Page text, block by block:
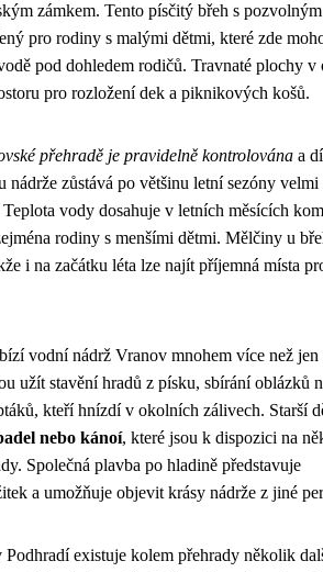
zámkem. Tento písčitý břeh s
pro rodiny s malými dětmi, které zde
pod dohledem rodičů. Travnaté plochy v
pro rozložení dek a piknikových košů.
přehradě je pravidelně kontrolována a
nádrže zůstává po většinu letní sezóny velmi
vody dosahuje v letních měsících
rodiny s menšími dětmi. Mělčiny u
i na začátku léta lze najít příjemná místa
vodní nádrž Vranov mnohem více než jen
užít stavění hradů z písku, sbírání oblázků
kteří hnízdí v okolních zálivech. Starší
nebo kánoí, které jsou k dispozici na
Společná plavba po hladině představuje
a umožňuje objevit krásy nádrže z jiné
existuje kolem přehrady několik